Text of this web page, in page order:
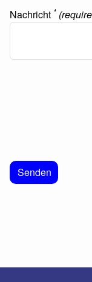
Nachricht *
Senden